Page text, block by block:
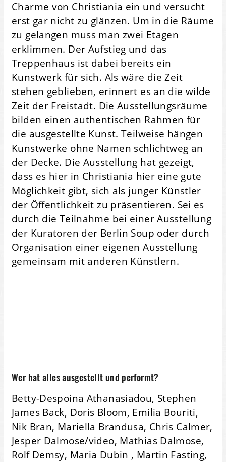
Charme von Christiania ein und versucht
erst gar nicht zu glänzen. Um in die Räume
zu gelangen muss man zwei Etagen
erklimmen. Der Aufstieg und das
Treppenhaus ist dabei bereits ein
Kunstwerk für sich. Als wäre die Zeit
stehen geblieben, erinnert es an die wilde
Zeit der Freistadt. Die Ausstellungsräume
bilden einen authentischen Rahmen für
die ausgestellte Kunst. Teilweise hängen
Kunstwerke ohne Namen schlichtweg an
der Decke. Die Ausstellung hat gezeigt,
dass es hier in Christiania hier eine gute
Möglichkeit gibt, sich als junger Künstler
der Öffentlichkeit zu präsentieren. Sei es
durch die Teilnahme bei einer Ausstellung
der Kuratoren der Berlin Soup oder durch
Organisation einer eigenen Ausstellung
gemeinsam mit anderen Künstlern.
Wer hat alles ausgestellt und performt?
Betty-Despoina Athanasiadou, Stephen
James Back, Doris Bloom, Emilia Bouriti,
Nik Bran, Mariella Brandusa, Chris Calmer,
Jesper Dalmose/video, Mathias Dalmose,
Rolf Demsy, Maria Dubin , Martin Fasting,